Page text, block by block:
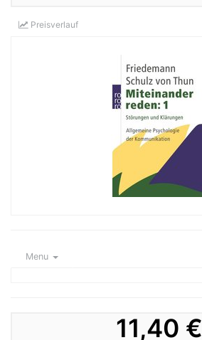
Preisverlauf
Menu
11,40 €